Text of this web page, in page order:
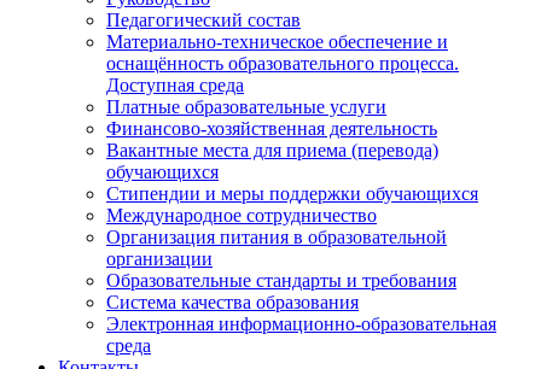
Педагогический состав
Материально-техническое обеспечение и
оснащённость образовательного процесса.
Доступная среда
Платные образовательные услуги
Финансово-хозяйственная деятельность
Вакантные места для приема (перевода)
обучающихся
Стипендии и меры поддержки обучающихся
Международное сотрудничество
Организация питания в образовательной
организации
Образовательные стандарты и требования
Система качества образования
Электронная информационно-образовательная
среда